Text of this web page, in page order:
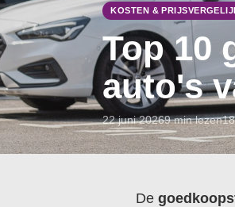
KOSTEN &
Top 10
auto's
22 juni 20269 min lezen
De